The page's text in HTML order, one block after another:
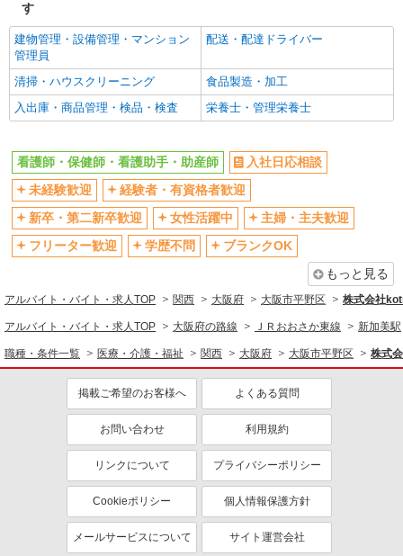
昇給あり
フルタイム歓迎
禁煙・分煙
駅直結・駅チカ
車通勤OK
バイク通勤OK
自転車通勤OK
残業少なめ（月20h未満）
交通費支給
社会保険あり
産休・育休取得実績あり
退職金・財形貯蓄制度あり
各種手当（家族・役職・インセン
ティブなど）あり
制服貸与
研修制度あり
資格取得支援制度あり
医療・介護・福祉
看護師・保健師・看護助手・助産師
同じ特徴から求人を探す
ミドル（40代～）活躍中
ボーナス・賞与あり
車通勤OK
交通費支給
社会保険あり
産休・育休取得実績あり
す
建物管理・設備管理・マンション
管理員
配送・配達ドライバー
清掃・ハウスクリーニング
食品製造・加工
入出庫・商品管理・検品・検査
栄養士・管理栄養士
看護師・保健師・看護助手・助産師
入社日応相談
未経験歓迎
経験者・有資格者歓迎
新卒・第二新卒歓迎
女性活躍中
主婦・主夫歓迎
フリーター歓迎
学歴不問
ブランクOK
もっと見る
アルバイト・バイト・求人TOP 関西 大阪府 大阪市平野区 株式会社
アルバイト・バイト・求人TOP 大阪府の路線 ＪＲおおさか東線 新加美駅
職種・条件一覧 医療・介護・福祉 関西 大阪府 大阪市平野区 株式
掲載ご希望のお客様へ よくある質問
お問い合わせ 利用規約
リンクについて プライバシーポリシー
Cookieポリシー 個人情報保護方針
メールサービスについて サイト運営会社